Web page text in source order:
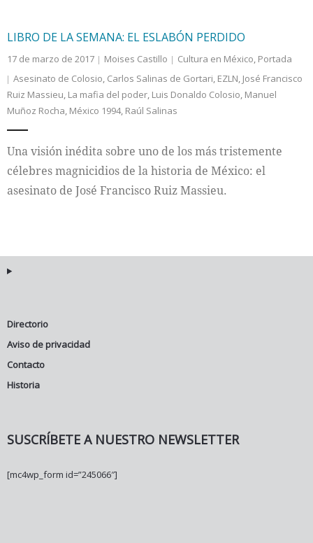
LIBRO DE LA SEMANA: EL ESLABÓN PERDIDO
17 de marzo de 2017 Moises Castillo Cultura en México, Portada
Asesinato de Colosio, Carlos Salinas de Gortari, EZLN, José Francisco
Ruiz Massieu, La mafia del poder, Luis Donaldo Colosio, Manuel
Muñoz Rocha, México 1994, Raúl Salinas
Una visión inédita sobre uno de los más tristemente
célebres magnicidios de la historia de México: el
asesinato de José Francisco Ruiz Massieu.
Directorio
Aviso de privacidad
Contacto
Historia
SUSCRÍBETE A NUESTRO NEWSLETTER
[mc4wp_form id=”245066″]